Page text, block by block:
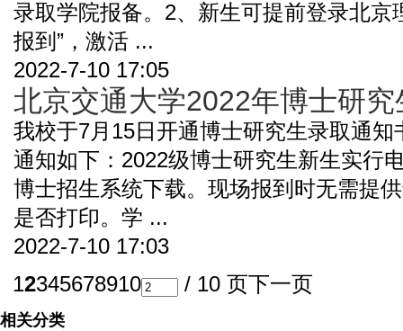
录取学院报备。2、新生可提前登录北京
报到”，激活 ...
2022-7-10 17:05
北京交通大学2022年博士研
我校于7月15日开通博士研究生录取通
通知如下：2022级博士研究生新生实行
博士招生系统下载。现场报到时无需提
是否打印。学 ...
2022-7-10 17:03
12345678910 / 10 页下一页
相关分类